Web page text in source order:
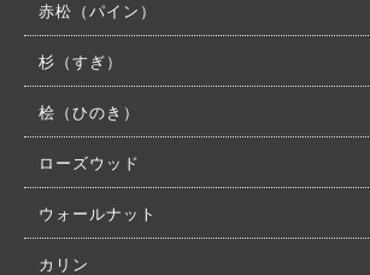
赤松（パイン）
杉（すぎ）
桧（ひのき）
ローズウッド
ウォールナット
カリン